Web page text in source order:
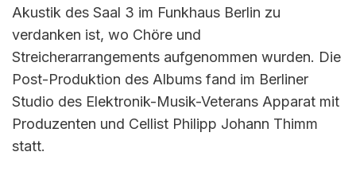
Akustik des Saal 3 im Funkhaus Berlin zu
verdanken ist, wo Chöre und
Streicherarrangements aufgenommen wurden. Die
Post-Produktion des Albums fand im Berliner
Studio des Elektronik-Musik-Veterans Apparat mit
Produzenten und Cellist Philipp Johann Thimm
statt.